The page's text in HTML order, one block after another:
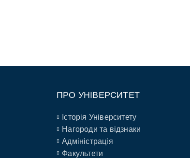
ПРО УНІВЕРСИТЕТ
Історія Університету
Нагороди та відзнаки
Адміністрація
Факультети